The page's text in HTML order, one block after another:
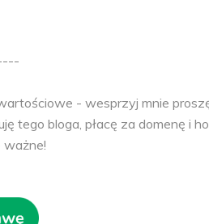
- wesprzyj mnie
tego bloga, płacę za domenę i
ważne!